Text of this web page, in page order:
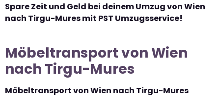
Spare Zeit und Geld bei deinem Umzug von Wien
nach Tirgu-Mures mit PST Umzugsservice!
Möbeltransport von Wien
nach Tirgu-Mures
Möbeltransport von Wien nach Tirgu-Mures